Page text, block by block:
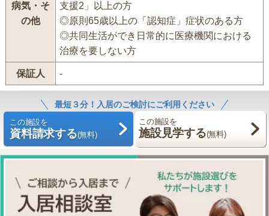
病気・そ
の他
支援2」以上の方
◎原則65歳以上の「認知症」症状のある方
◎共同生活ができ日常的に医療機関における
治療を要しない方
保証人 -
最短３分！入居のご検討にご利用ください
この施設を
資料請求する(無料)
この施設を
施設見学する(無料)